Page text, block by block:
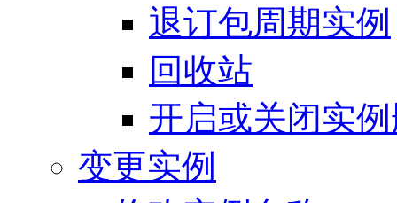
退订包周期实例
回收站
开启或关闭实
变更实例